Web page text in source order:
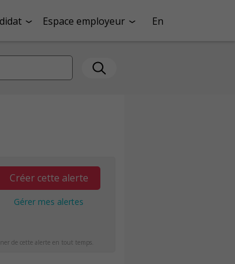
Espace employeur En
Créer cette alerte
Gérer mes alertes
de cette alerte en tout temps.